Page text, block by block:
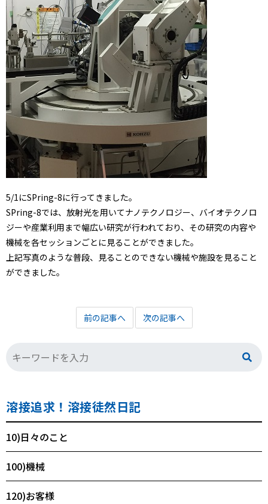
5/1にSPring-8に行ってきました。
SPring-8では、放射光を用いてナノテクノロジー、バイオテクノロ
ジーや産業利用まで幅広い研究が行われており、その研究の内容や
機械を各セッションごとに見ることができました。
上記写真のような普段、見ることのできない機械や施設を見ること
ができました。
前の記事へ 次の記事へ
溶接追求！溶接徒然日記
10)日々のこと
100)機械
120)お客様